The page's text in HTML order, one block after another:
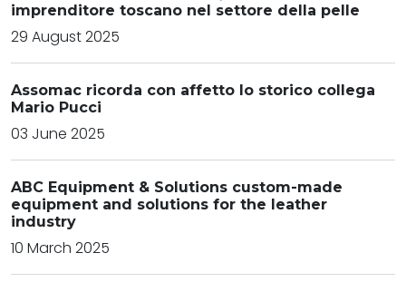
imprenditore toscano nel settore della pelle
29 August 2025
Assomac ricorda con affetto lo storico collega
Mario Pucci
03 June 2025
ABC Equipment & Solutions custom-made
equipment and solutions for the leather
industry
10 March 2025